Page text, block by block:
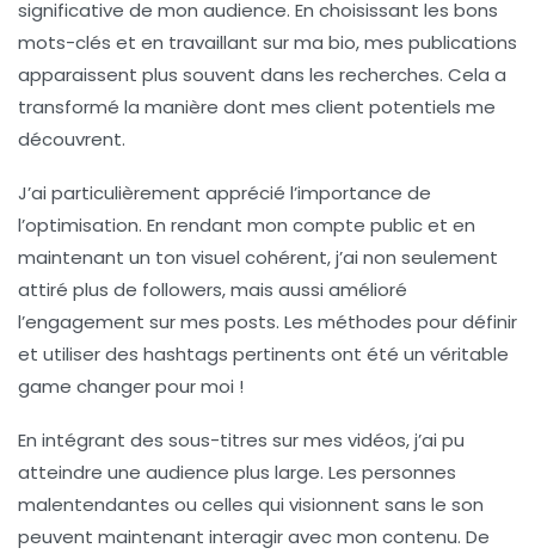
significative de mon audience. En choisissant les bons
mots-clés et en travaillant sur ma bio, mes publications
apparaissent plus souvent dans les recherches. Cela a
transformé la manière dont mes client potentiels me
découvrent.
J’ai particulièrement apprécié l’importance de
l’optimisation. En rendant mon compte publicet en
maintenant un ton visuel cohérent, j’ai non seulement
attiré plus de followers, mais aussi amélioré
l’engagement sur mes posts. Les méthodes pour définir
et utiliser des hashtags pertinents ont été un véritable
game changer pour moi !
En intégrant des sous-titres sur mes vidéos, j’ai pu
atteindre une audience plus large. Les personnes
malentendantes ou celles qui visionnent sans le son
peuvent maintenant interagir avec mon contenu. De